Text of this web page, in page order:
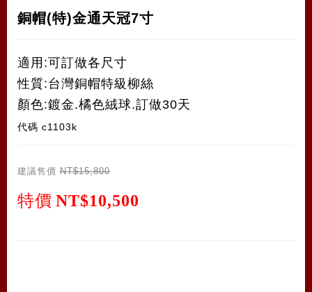
銅帽(特)金通天冠7寸
適用:可訂做各尺寸
性質:台灣銅帽特級柳絲
顏色:鍍金.橘色絨球.訂做30天
代碼 c1103k
建議售價 NT$15,800
特價 NT$10,500